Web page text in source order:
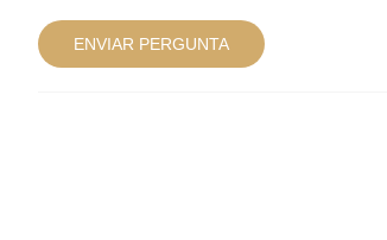
ENVIAR PERGUNTA